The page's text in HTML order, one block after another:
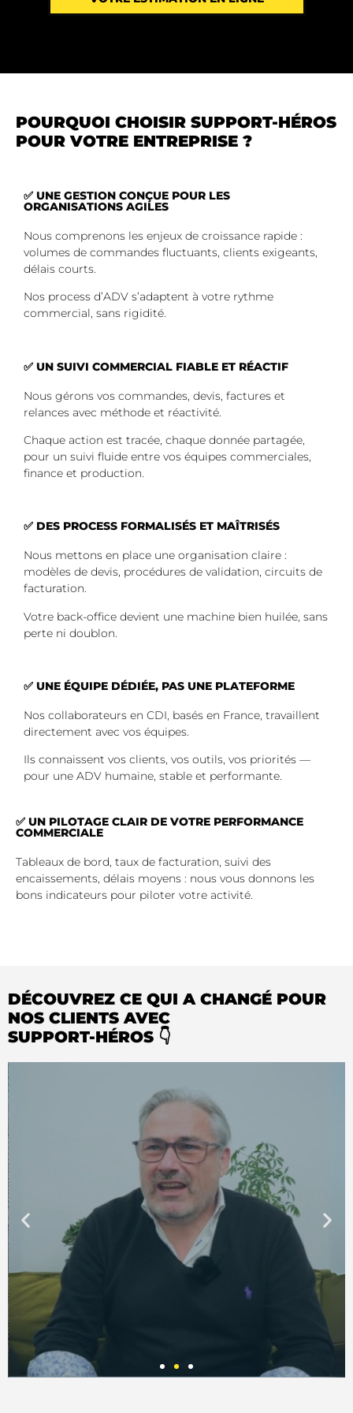
POURQUOI CHOISIR SUPPORT-HÉROS
POUR VOTRE ENTREPRISE ?
✅ UNE GESTION CONÇUE POUR LES
ORGANISATIONS AGILES
Nous comprenons les enjeux de croissance rapide :
volumes de commandes fluctuants, clients exigeants,
délais courts.
Nos process d’ADV s’adaptent à votre rythme
commercial, sans rigidité.
✅ UN SUIVI COMMERCIAL FIABLE ET RÉACTIF
Nous gérons vos commandes, devis, factures et
relances avec méthode et réactivité.
Chaque action est tracée, chaque donnée partagée,
pour un suivi fluide entre vos équipes commerciales,
finance et production.
✅ DES PROCESS FORMALISÉS ET MAÎTRISÉS
Nous mettons en place une organisation claire :
modèles de devis, procédures de validation, circuits de
facturation.
Votre back-office devient une machine bien huilée, sans
perte ni doublon.
✅ UNE ÉQUIPE DÉDIÉE, PAS UNE PLATEFORME
Nos collaborateurs en CDI, basés en France, travaillent
directement avec vos équipes.
Ils connaissent vos clients, vos outils, vos priorités —
pour une ADV humaine, stable et performante.
✅ UN PILOTAGE CLAIR DE VOTRE PERFORMANCE
COMMERCIALE
Tableaux de bord, taux de facturation, suivi des
encaissements, délais moyens : nous vous donnons les
bons indicateurs pour piloter votre activité.
DÉCOUVREZ CE QUI A CHANGÉ POUR
NOS CLIENTS AVEC
SUPPORT-HÉROS 👇